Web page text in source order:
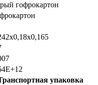
гофрокартон
упаковка